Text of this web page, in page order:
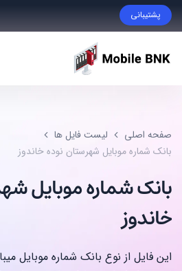
پشتیبانی
فایل مورد نظر خود را پیدا نکردید؟ با
09999868721
صفحه اصلی
لیست فایل ها
بانک شماره موبایل شهرستان نوده خاندوز
بانک شماره موبایل
خاندوز
این فایل از نوع بانک شماره موبایل